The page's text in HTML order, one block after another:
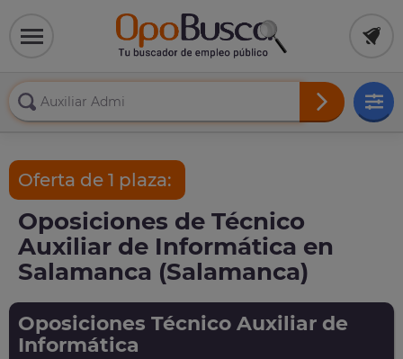
Oferta de 1 plaza:
Oposiciones de Técnico
Auxiliar de Informática en
Salamanca (Salamanca)
Oposiciones Técnico Auxiliar de
Informática